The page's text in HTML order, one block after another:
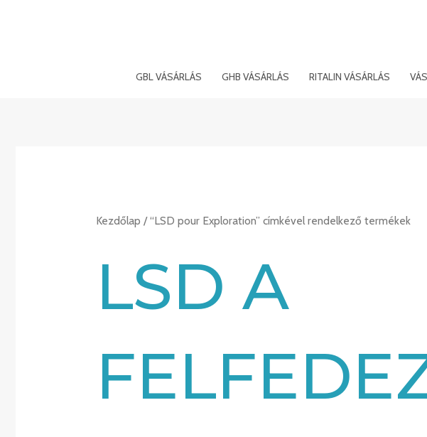
GBL VÁSÁRLÁS GHB VÁSÁRLÁS RITALIN VÁSÁRLÁS
Kezdőlap / “LSD pour Exploration” címkével rendelkező termékek
LSD A